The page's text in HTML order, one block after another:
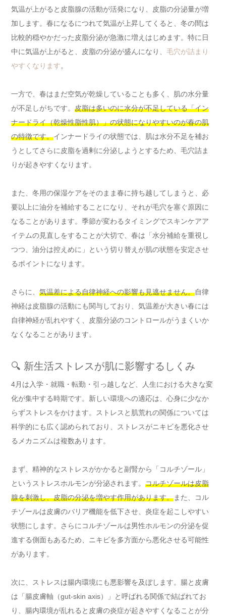
気温が上がると皮脂腺の活動が活発になり、皮脂の分泌量が増
加します。春になるにつれて気温が上昇してくると、冬の間は
比較的穏やかだった皮脂分泌が急激に増えはじめます。特に日
中に気温が上がると、皮脂の分泌が盛んになり、 毛穴が詰まり
やすくなります。
一方で、春はまだ空気が乾燥していることも多く、肌の水分量
が不足しがちです。 皮脂は多いのに水分が不足している「イン
ナードライ（乾燥性脂性肌）」の状態になりやすいのが春の肌
の特徴です。インナードライの状態では、肌は水分不足を補お
うとしてさらに皮脂を過剰に分泌しようとするため、毛穴詰ま
りが起きやすくなります。
また、冬用の保湿ケアをそのまま春に持ち越してしまうと、必
要以上に油分を補給することになり、それが毛穴を塞ぐ原因に
なることがあります。季節が変わるタイミングでスキンケアア
イテムの見直しをすることが大切で、春は「水分補給を重視し
つつ、油分は控えめに」という切り替えが肌の状態を安定させ
るポイントになります。
さらに、 気温差による自律神経への影響も見逃せません。自律
神経は皮脂腺の活動にも関与しており、気温差が大きい春には
自律神経が乱れやすく、皮脂分泌のコントロールがうまくいか
なくなることがあります。
🔍 新生活ストレスが肌に影響するしくみ
4月は入学・就職・転勤・引っ越しなど、人生における大きな変
化が集中する時期です。新しい環境への適応は、心身に少なか
らずストレスをかけます。ストレスと肌荒れの関係については
科学的にも広く認められており、ストレスがニキビを悪化させ
るメカニズムは複数あります。
まず、精神的なストレスがかかると副腎から「コルチゾール」
というストレスホルモンが分泌されます。 コルチゾールは皮脂
腺を刺激し、皮脂の分泌を増やす作用があります。また、コル
チゾールは皮膚のバリア機能を低下させ、炎症を起こしやすい
状態にします。さらにコルチゾールは男性ホルモンの分泌を促
進する側面もあるため、ニキビを多方面から悪化させる可能性
があります。
次に、ストレスは腸内環境にも悪影響を及ぼします。腸と皮膚
は「腸皮膚軸（gut-skin axis）」と呼ばれる関係で結ばれてお
り、腸内環境が乱れると皮膚の炎症が起きやすくなることが分